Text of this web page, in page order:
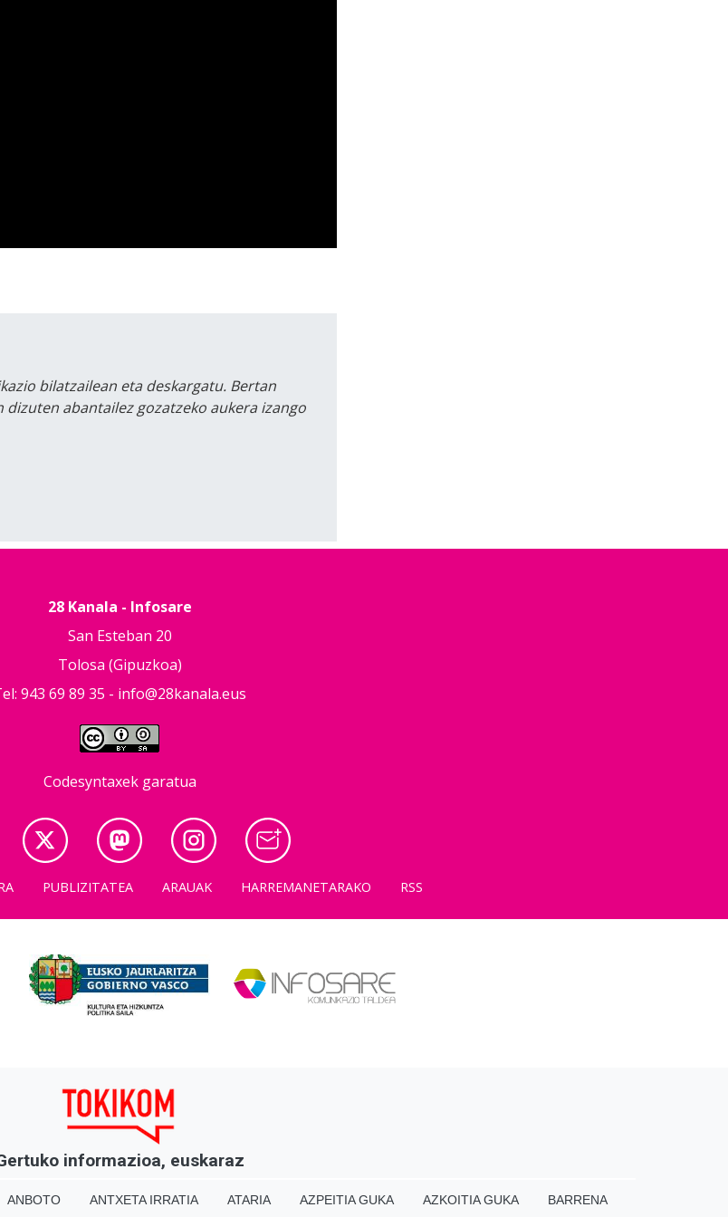
bilatzailean eta deskargatu. Bertan
abantailez gozatzeko aukera izango
28 Kanala - Infosare
San Esteban 20
Tolosa (Gipuzkoa)
943 69 89 35 - info@28kanala.eus
Codesyntaxek garatua
PUBLIZITATEA ARAUAK HARREMANETARAKO RSS
informazioa, euskaraz
ANBOTO ANTXETA IRRATIA ATARIA AZPEITIA GUKA AZKOITIA GUKA BARRENA